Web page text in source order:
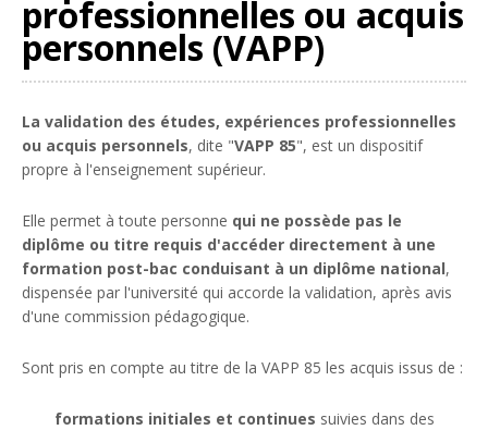
professionnelles ou acquis
personnels (VAPP)
La validation des études, expériences professionnelles
ou acquis personnels, dite "VAPP 85", est un dispositif
propre à l'enseignement supérieur.
Elle permet à toute personne qui ne possède pas le
diplôme ou titre requis d'accéder directement à une
formation post-bac conduisant à un diplôme national,
dispensée par l'université qui accorde la validation, après avis
d'une commission pédagogique.
Sont pris en compte au titre de la VAPP 85 les acquis issus de :
formations initiales et continues suivies dans des